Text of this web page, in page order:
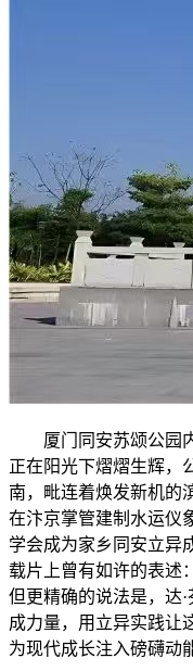
厦门同安苏颂公园
正在阳光下熠熠生辉，
南，毗连着焕发新机的
在汴京掌管建制水运仪
学会成为家乡同安立异
载片上曾有如许的表述
但更精确的说法是，达
成力量，用立异实践让
为现代成长注入磅礴动